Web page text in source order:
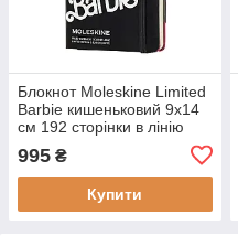
Блокнот Moleskine Limited
Barbie кишеньковий 9х14
см 192 сторінки в лінію
995 ₴
Купити